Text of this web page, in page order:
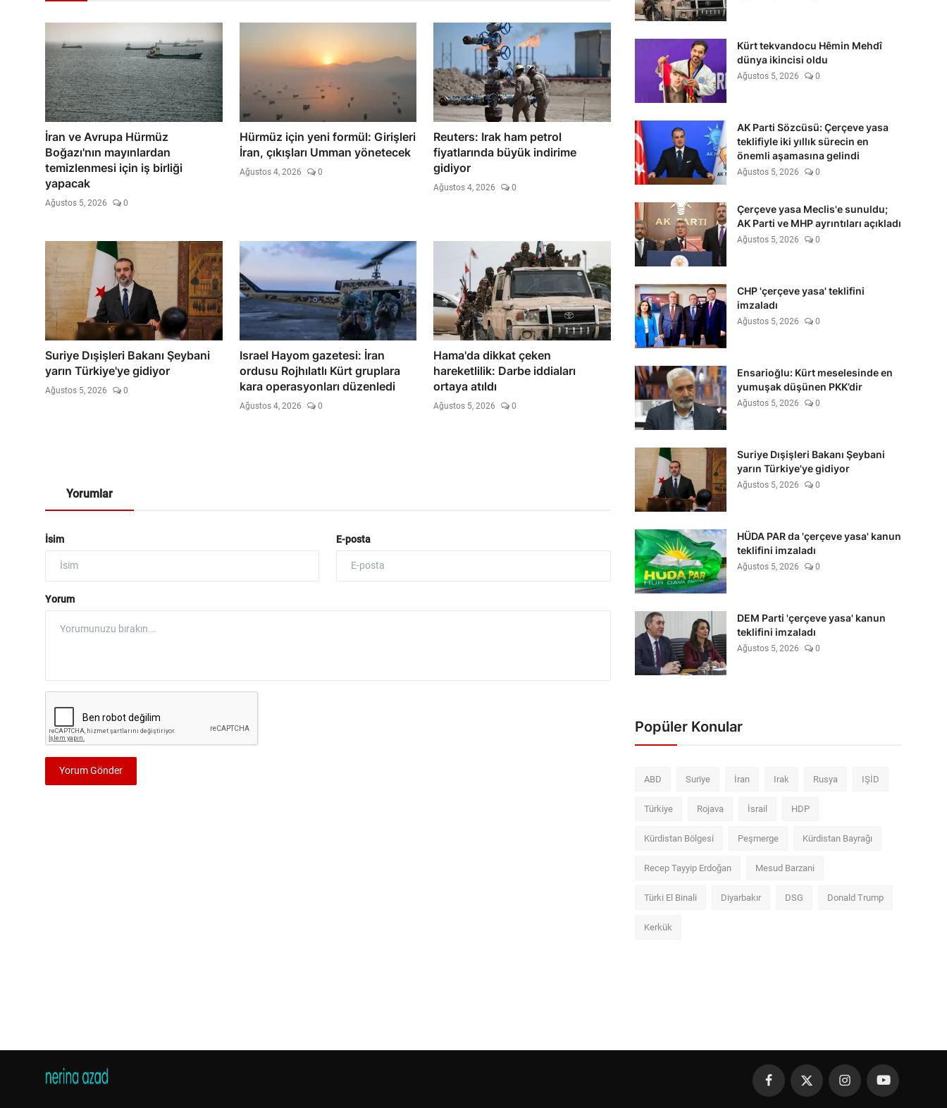
İran ve Avrupa Hürmüz
Boğazı'nın mayınlardan
temizlenmesi için iş birliği
yapacak
Ağustos 5, 2026 0
Hürmüz için yeni formül: Girişleri
İran, çıkışları Umman yönetecek
Ağustos 4, 2026 0
Reuters: Irak ham petrol
fiyatlarında büyük indirime
gidiyor
Ağustos 4, 2026 0
Suriye Dışişleri Bakanı Şeybani
yarın Türkiye'ye gidiyor
Ağustos 5, 2026 0
Israel Hayom gazetesi: İran
ordusu Rojhılatlı Kürt gruplara
kara operasyonları düzenledi
Ağustos 4, 2026 0
Hama'da dikkat çeken
hareketlilik: Darbe iddiaları
ortaya atıldı
Ağustos 5, 2026 0
Yorumlar
İsim E-posta
Yorum
Yorum Gönder
Kürt tekvandocu Hêmin Mehdî
dünya ikincisi oldu
Ağustos 5, 2026 0
AK Parti Sözcüsü: Çerçeve yasa
teklifiyle iki yıllık sürecin en
önemli aşamasına gelindi
Ağustos 5, 2026 0
Çerçeve yasa Meclis'e sunuldu;
AK Parti ve MHP ayrıntıları açıkladı
Ağustos 5, 2026 0
CHP 'çerçeve yasa' teklifini
imzaladı
Ağustos 5, 2026 0
Ensarioğlu: Kürt meselesinde en
yumuşak düşünen PKK’dir
Ağustos 5, 2026 0
Suriye Dışişleri Bakanı Şeybani
yarın Türkiye'ye gidiyor
Ağustos 5, 2026 0
HÜDA PAR da 'çerçeve yasa' kanun
teklifini imzaladı
Ağustos 5, 2026 0
DEM Parti 'çerçeve yasa' kanun
teklifini imzaladı
Ağustos 5, 2026 0
Popüler Konular
ABD Suriye İran Irak Rusya IŞİD
Türkiye Rojava İsrail HDP
Kürdistan Bölgesi Peşmerge Kürdistan Bayrağı
Recep Tayyip Erdoğan Mesud Barzani
Türki El Binali Diyarbakır DSG Donald Trump
Kerkük